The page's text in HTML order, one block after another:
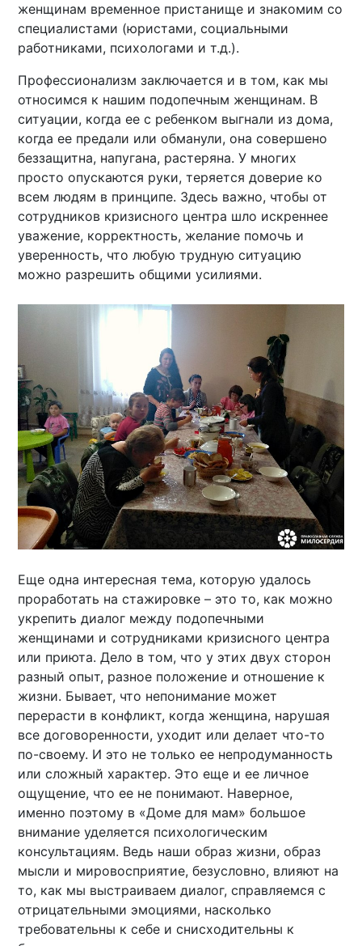
женщинам временное пристанище и знакомим со
специалистами (юристами, социальными
работниками, психологами и т.д.).
Профессионализм заключается и в том, как мы
относимся к нашим подопечным женщинам. В
ситуации, когда ее с ребенком выгнали из дома,
когда ее предали или обманули, она совершено
беззащитна, напугана, растеряна. У многих
просто опускаются руки, теряется доверие ко
всем людям в принципе. Здесь важно, чтобы от
сотрудников кризисного центра шло искреннее
уважение, корректность, желание помочь и
уверенность, что любую трудную ситуацию
можно разрешить общими усилиями.
Еще одна интересная тема, которую удалось
проработать на стажировке – это то, как можно
укрепить диалог между подопечными
женщинами и сотрудниками кризисного центра
или приюта. Дело в том, что у этих двух сторон
разный опыт, разное положение и отношение к
жизни. Бывает, что непонимание может
перерасти в конфликт, когда женщина, нарушая
все договоренности, уходит или делает что-то
по-своему. И это не только ее непродуманность
или сложный характер. Это еще и ее личное
ощущение, что ее не понимают. Наверное,
именно поэтому в «Доме для мам» большое
внимание уделяется психологическим
консультациям. Ведь наши образ жизни, образ
мысли и мировосприятие, безусловно, влияют на
то, как мы выстраиваем диалог, справляемся с
отрицательными эмоциями, насколько
требовательны к себе и снисходительны к